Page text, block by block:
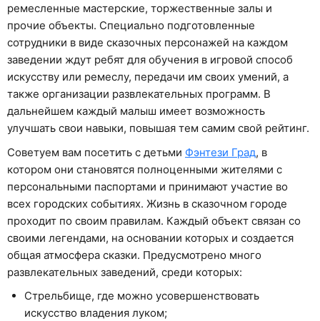
ремесленные мастерские, торжественные залы и
прочие объекты. Специально подготовленные
сотрудники в виде сказочных персонажей на каждом
заведении ждут ребят для обучения в игровой способ
искусству или ремеслу, передачи им своих умений, а
также организации развлекательных программ. В
дальнейшем каждый малыш имеет возможность
улучшать свои навыки, повышая тем самим свой рейтинг.
Советуем вам посетить с детьми Фэнтези Град, в
котором они становятся полноценными жителями с
персональными паспортами и принимают участие во
всех городских событиях. Жизнь в сказочном городе
проходит по своим правилам. Каждый объект связан со
своими легендами, на основании которых и создается
общая атмосфера сказки. Предусмотрено много
развлекательных заведений, среди которых:
Стрельбище, где можно усовершенствовать
искусство владения луком;